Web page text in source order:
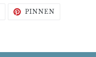
AUF
TWITTER
PINNEN